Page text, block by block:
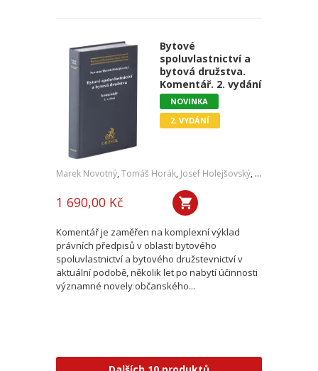
Bytové
spoluvlastnictví a
bytová družstva.
Komentář. 2. vydání
NOVINKA
2. VYDÁNÍ
Marek Novotný, Tomáš Horák, Josef Holejšovský, Jaroslav Oehm
1 690,00 Kč
Komentář je zaměřen na komplexní výklad
právních předpisů v oblasti bytového
spoluvlastnictví a bytového družstevnictví v
aktuální podobě, několik let po nabytí účinnosti
významné novely občanského...